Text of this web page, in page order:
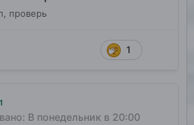
проверь
1
В понедельник в 20:00